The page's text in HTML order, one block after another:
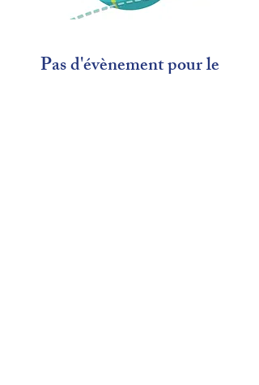
Pas d'évènement pour le